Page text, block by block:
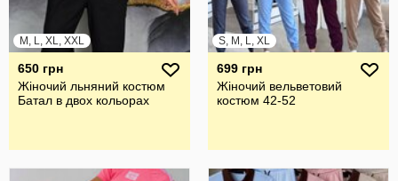
M, L, XL, XXL
650 грн
Жіночий льняний костюм
Батал в двох кольорах
S, M, L, XL
699 грн
Жіночий вельветовий
костюм 42-52